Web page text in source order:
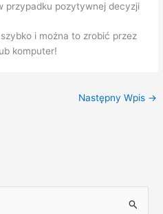
przypadku pozytywnej decyzji
i można to zrobić przez
komputer!
Następny Wpis →